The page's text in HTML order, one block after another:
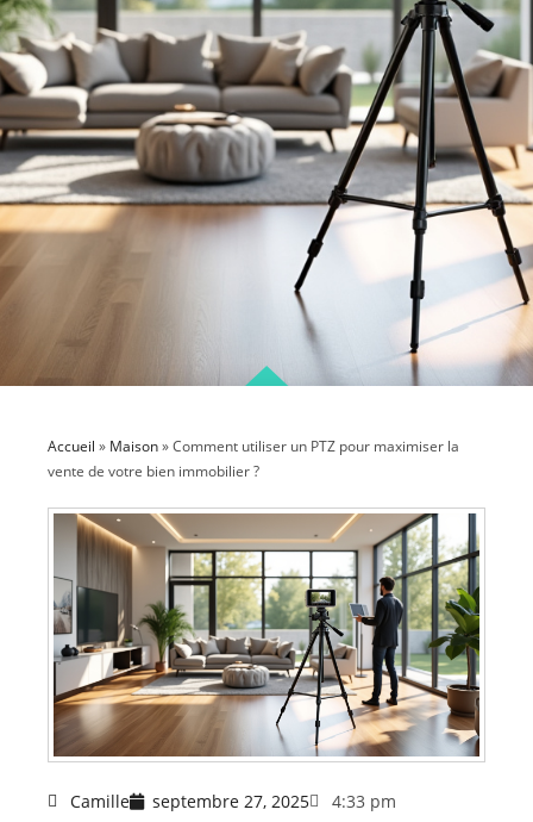
Accueil » Maison»Comment utiliser un PTZ pour maximiser la
vente de votre bien immobilier ?
Camille septembre 27, 2025
4:33 pm